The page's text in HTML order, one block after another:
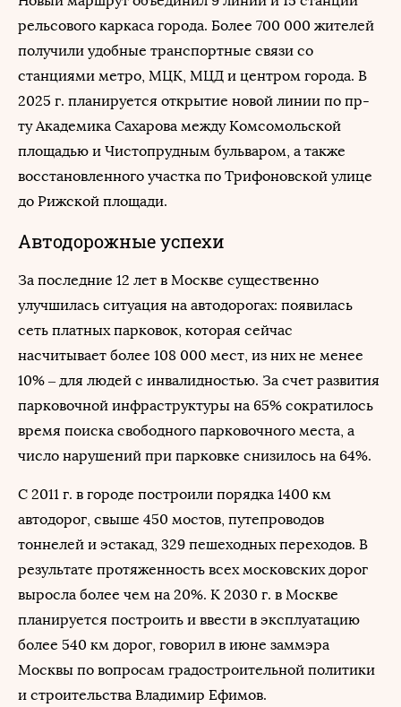
рельсового каркаса города. Более 700 000 жителей
получили удобные транспортные связи со
станциями метро, МЦК, МЦД и центром города. В
2025 г. планируется открытие новой линии по пр-
ту Академика Сахарова между Комсомольской
площадью и Чистопрудным бульваром, а также
восстановленного участка по Трифоновской улице
до Рижской площади.
Автодорожные успехи
За последние 12 лет в Москве существенно
улучшилась ситуация на автодорогах: появилась
сеть платных парковок, которая сейчас
насчитывает более 108 000 мест, из них не менее
10% – для людей с инвалидностью. За счет развития
парковочной инфраструктуры на 65% сократилось
время поиска свободного парковочного места, а
число нарушений при парковке снизилось на 64%.
С 2011 г. в городе построили порядка 1400 км
автодорог, свыше 450 мостов, путепроводов
тоннелей и эстакад, 329 пешеходных переходов. В
результате протяженность всех московских дорог
выросла более чем на 20%. К 2030 г. в Москве
планируется построить и ввести в эксплуатацию
более 540 км дорог, говорил в июне заммэра
Москвы по вопросам градостроительной политики
и строительства Владимир Ефимов.